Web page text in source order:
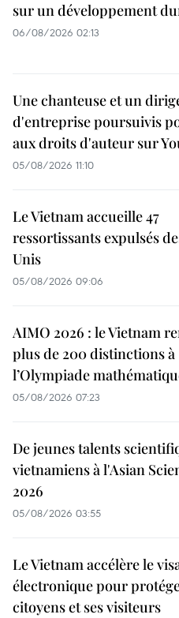
sur un développement
06/08/2026 02:13
Une chanteuse et un
d'entreprise poursuivis
aux droits d'auteur sur
05/08/2026 11:10
Le Vietnam accueille 47
ressortissants expulsés
Unis
05/08/2026 09:06
AIMO 2026 : le Vietnam
plus de 200 distinctions à
l’Olympiade
05/08/2026 07:23
De jeunes talents
vietnamiens à l'Asian
2026
05/08/2026 03:55
Le Vietnam accélère le
électronique pour
citoyens et ses visiteurs